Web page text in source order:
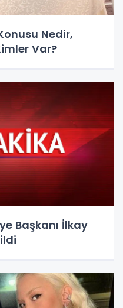
Nedir,
Var?
Başkanı İlkay